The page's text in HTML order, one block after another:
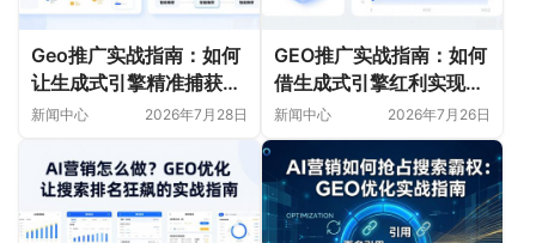
Geo推广实战指南：如何
让生成式引擎精准捕获本
地流量？
新闻中心 2026年7月28日
GEO推广实战指南：如何
借生成式引擎红利实现流
量爆发
新闻中心 2026年7月26日